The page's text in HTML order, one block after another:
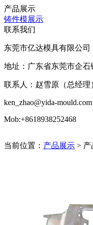
产品展示
铸件模展示
联系我们
东莞市亿达模具有限公司
地址：广东省东莞市企
联系人：赵雪原（总经理
ken_zhao@yida-mould.com
Mob:+8618938252468
当前位置： 产品展示 > 产